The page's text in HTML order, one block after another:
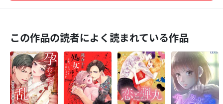
この作品の読者によく読まれている作品